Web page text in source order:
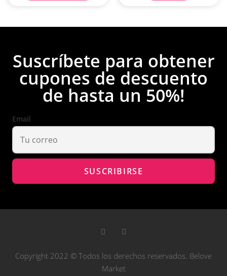
Suscríbete para obtener
cupones de descuento
de hasta un 50%!
Email
Copyright 2022 © Todos los derechos reservados. Belove
Market